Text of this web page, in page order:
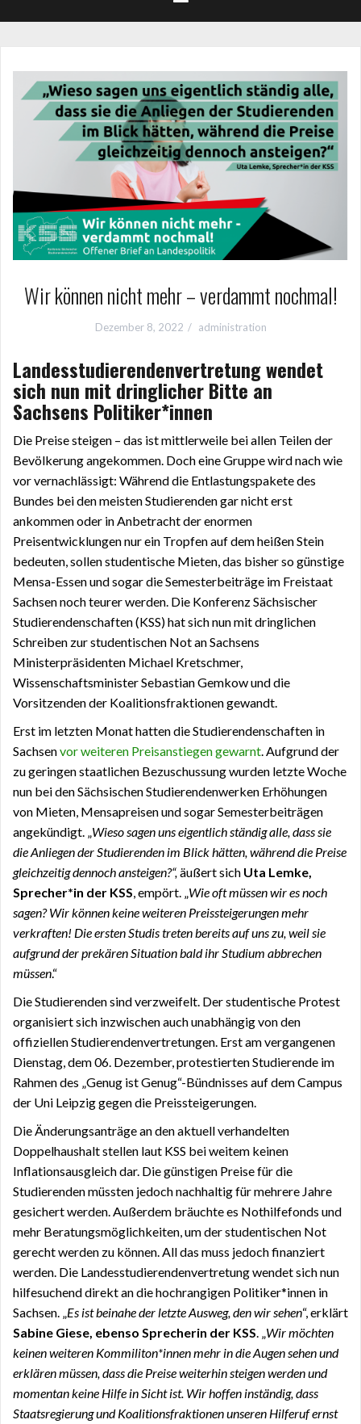
Wir können nicht mehr – verdammt nochmal!
Dezember 8, 2022 administration
Landesstudierendenvertretung wendet
sich nun mit dringlicher Bitte an
Sachsens Politiker*innen
Die Preise steigen – das ist mittlerweile bei allen Teilen der
Bevölkerung angekommen. Doch eine Gruppe wird nach wie
vor vernachlässigt: Während die Entlastungspakete des
Bundes bei den meisten Studierenden gar nicht erst
ankommen oder in Anbetracht der enormen
Preisentwicklungen nur ein Tropfen auf dem heißen Stein
bedeuten, sollen studentische Mieten, das bisher so günstige
Mensa-Essen und sogar die Semesterbeiträge im Freistaat
Sachsen noch teurer werden. Die Konferenz Sächsischer
Studierendenschaften (KSS) hat sich nun mit dringlichen
Schreiben zur studentischen Not an Sachsens
Ministerpräsidenten Michael Kretschmer,
Wissenschaftsminister Sebastian Gemkow und die
Vorsitzenden der Koalitionsfraktionen gewandt.
Erst im letzten Monat hatten die Studierendenschaften in
Sachsenvor weiteren Preisanstiegen gewarnt . Aufgrund der
zu geringen staatlichen Bezuschussung wurden letzte Woche
nun bei den Sächsischen Studierendenwerken Erhöhungen
von Mieten, Mensapreisen und sogar Semesterbeiträgen
angekündigt. „ Wieso sagen uns eigentlich ständig alle, dass sie
die Anliegen der Studierenden im Blick hätten, während die Preise
gleichzeitig dennoch ansteigen?“, äußert sich Uta Lemke,
Sprecher*in der KSS , empört. „ Wie oft müssen wir es noch
sagen? Wir können keine weiteren Preissteigerungen mehr
verkraften! Die ersten Studis treten bereits auf uns zu, weil sie
aufgrund der prekären Situation bald ihr Studium abbrechen
müssen.“
Die Studierenden sind verzweifelt. Der studentische Protest
organisiert sich inzwischen auch unabhängig von den
offiziellen Studierendenvertretungen. Erst am vergangenen
Dienstag, dem 06. Dezember, protestierten Studierende im
Rahmen des „Genug ist Genug“-Bündnisses auf dem Campus
der Uni Leipzig gegen die Preissteigerungen.
Die Änderungsanträge an den aktuell verhandelten
Doppelhaushalt stellen laut KSS bei weitem keinen
Inflationsausgleich dar. Die günstigen Preise für die
Studierenden müssten jedoch nachhaltig für mehrere Jahre
gesichert werden. Außerdem bräuchte es Nothilfefonds und
mehr Beratungsmöglichkeiten, um der studentischen Not
gerecht werden zu können. All das muss jedoch finanziert
werden. Die Landesstudierendenvertretung wendet sich nun
hilfesuchend direkt an die hochrangigen Politiker*innen in
Sachsen. „ Es ist beinahe der letzte Ausweg, den wir sehen“, erklärt
Sabine Giese, ebenso Sprecherin der KSS
Wir möchten
keinen weiteren Kommiliton*innen mehr in die Augen sehen und
erklären müssen, dass die Preise weiterhin steigen werden und
momentan keine Hilfe in Sicht ist. Wir hoffen inständig, dass
Staatsregierung und Koalitionsfraktionen unseren Hilferuf ernst